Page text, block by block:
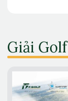
Giải Golf